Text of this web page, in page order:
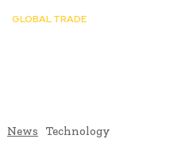
GLOBAL TRADE
News Technology